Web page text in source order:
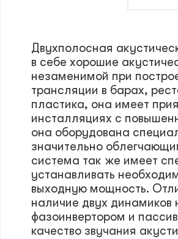
Двухполосная
в себе хорошие
незаменимой при
трансляции в барах,
пластика, она имеет
инсталляциях с
она оборудована
значительно
система так же имеет
устанавливать
выходную мощность.
наличие двух динамиков
фазоинвертором и
качество звучания